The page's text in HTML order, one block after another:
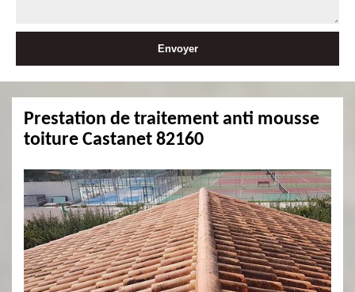
Prestation de traitement anti mousse
toiture Castanet 82160